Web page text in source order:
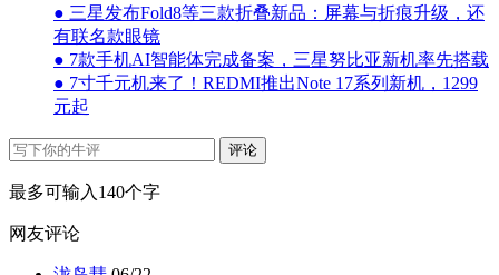
● 三星发布Fold8等三款折叠新品：屏幕与折痕升级，还
有联名款眼镜
● 7款手机AI智能体完成备案，三星努比亚新机率先搭载
● 7寸千元机来了！REDMI推出Note 17系列新机，1299
元起
评论
最多可输入140个字
网友评论